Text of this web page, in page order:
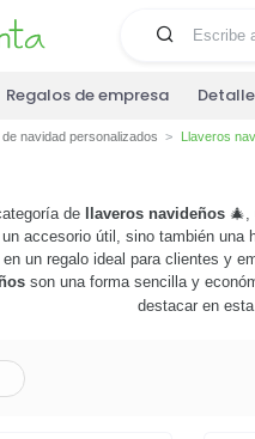
Regalos de empresa
de navidad personalizados Llaveros
de llaveros navideños 🎄,
un accesorio útil, sino también
un regalo ideal para clientes y
son una forma sencilla y
destacar en